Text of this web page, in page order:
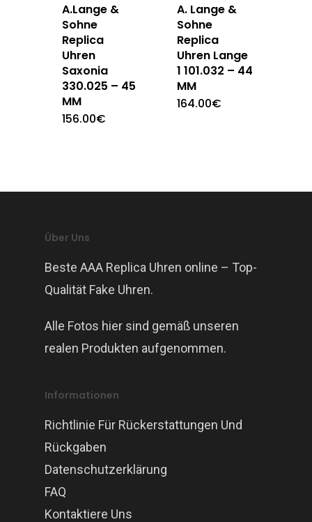
A.Lange &
Sohne
Replica
Uhren
Saxonia
330.025 – 45
MM
156.00€
A. Lange &
Sohne
Replica
Uhren Lange
1 101.032 – 44
MM
164.00€
Über Uns
Beste AAA Replica Uhren online – Top-
Qualität Fake Uhren.
Alle Fotos hier sind gemäß unseren
realen Produkten aufgenommen.
Informationen
Richtlinie Für Rückerstattungen Und
Rückgaben
Datenschutzerklärung
FAQ
Kontaktiere Uns